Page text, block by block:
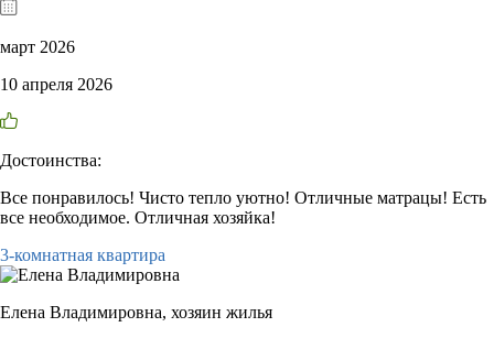
март 2026
10 апреля 2026
Достоинства:
Все понравилось! Чисто тепло уютно! Отличные матрацы! Есть
все необходимое. Отличная хозяйка!
3-комнатная квартира
Елена Владимировна, хозяин жилья